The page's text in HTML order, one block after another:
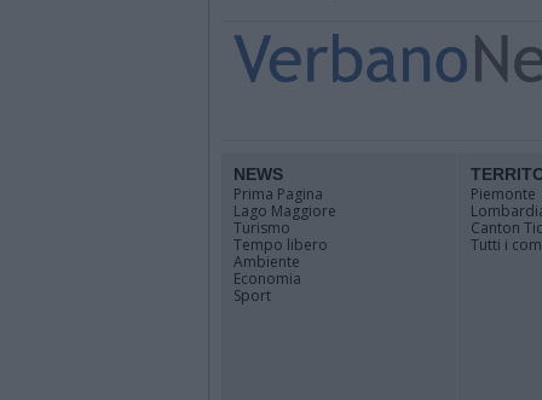
NEWS
Prima Pagina
Lago Maggiore
Turismo
Tempo libero
Ambiente
Economia
Sport
Piemonte
Canton
Tutti i